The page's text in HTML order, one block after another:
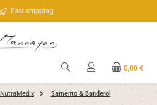
Fast shipping
0,00 €
NutraMedix Samento & Banderol